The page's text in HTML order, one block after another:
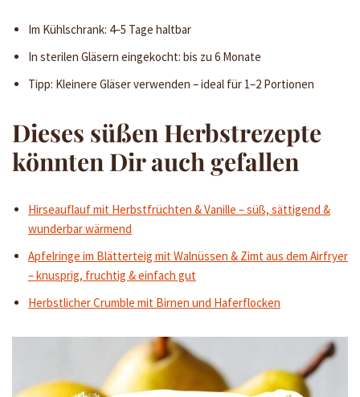
Im Kühlschrank: 4–5 Tage haltbar
In sterilen Gläsern eingekocht: bis zu 6 Monate
Tipp: Kleinere Gläser verwenden – ideal für 1–2 Portionen
Dieses süßen Herbstrezepte
könnten Dir auch gefallen
Hirseauflauf mit Herbstfrüchten & Vanille – süß, sättigend &
wunderbar wärmend
Apfelringe im Blätterteig mit Walnüssen & Zimt aus dem Airfryer
– knusprig, fruchtig & einfach gut
Herbstlicher Crumble mit Birnen und Haferflocken